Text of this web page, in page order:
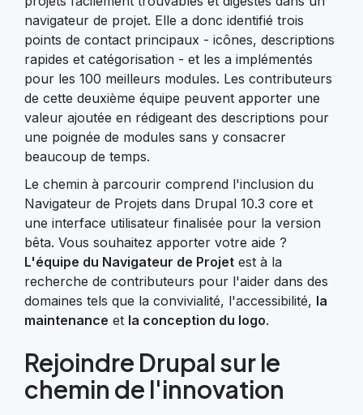
navigateur de projet. Elle a donc identifié trois
points de contact principaux - icônes, descriptions
rapides et catégorisation - et les a implémentés
pour les 100 meilleurs modules. Les contributeurs
de cette deuxième équipe peuvent apporter une
valeur ajoutée en rédigeant des descriptions pour
une poignée de modules sans y consacrer
beaucoup de temps.
Le chemin à parcourir comprend l'inclusion du
Navigateur de Projets dans Drupal 10.3 core et
une interface utilisateur finalisée pour la version
bêta. Vous souhaitez apporter votre aide ?
L'équipe du Navigateur de Projet est à la
recherche de contributeurs pour l'aider dans des
domaines tels que la convivialité, l'accessibilité, la
maintenance et la conception du logo.
Rejoindre Drupal sur le
chemin de l'innovation